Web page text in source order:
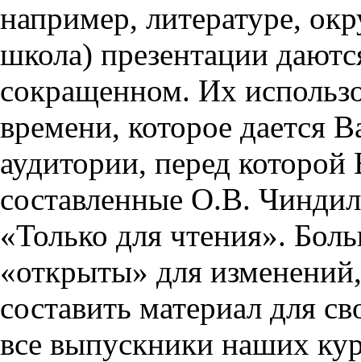
например, литературе,
школа) презентации
сокращенном. Их
времени, которое дается
аудитории, перед
составленные О.В.
«Только для чтения».
«открыты» для
составить материал для
все выпускники наших